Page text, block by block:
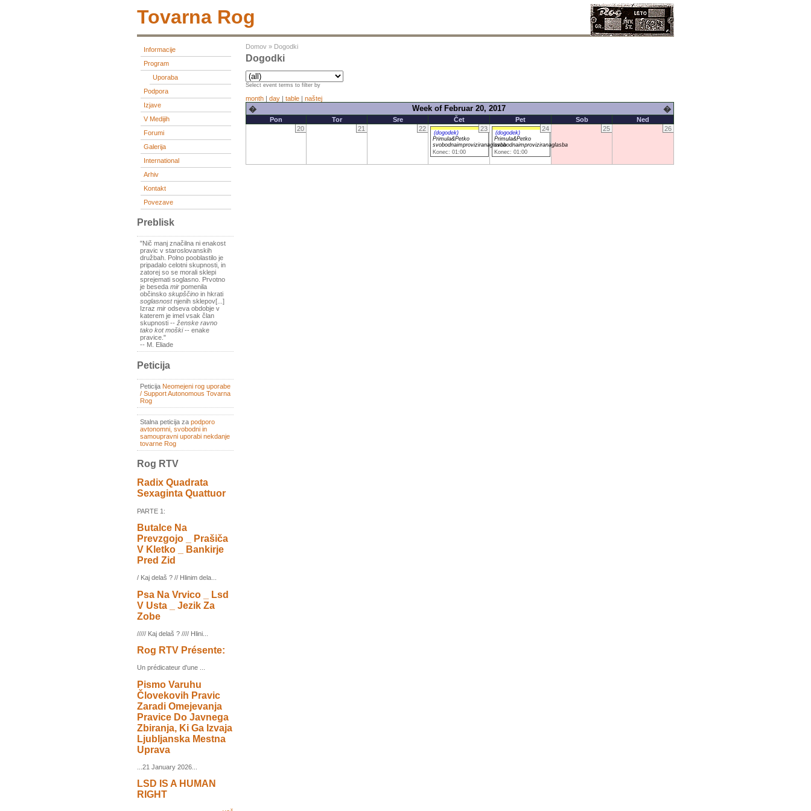
Tovarna Rog
Informacije
Program
Uporaba
Podpora
Izjave
V Medijih
Forumi
Galerija
International
Arhiv
Kontakt
Povezave
Preblisk
"Nič manj značilna ni enakost
pravic v staroslovanskih
družbah. Polno pooblastilo je
pripadalo celotni skupnosti, in
zatorej so se morali sklepi
sprejemati soglasno. Prvotno
je beseda mir pomenila
občinsko skupščino in hkrati
soglasnostnjenih sklepov[...]
Izraz mir odseva obdobje v
katerem je imel vsak član
skupnosti -- ženske ravno
tako kot moški-- enake
pravice."
-- M. Eliade
Peticija
Peticija Neomejeni rog uporabe
/ Support Autonomous Tovarna
Rog
Stalna peticija za podporo
avtonomni, svobodni in
samoupravni uporabi nekdanje
tovarne Rog
Rog RTV
Radix Quadrata
Sexaginta Quattuor
PARTE 1:
Butalce Na
Prevzgojo _ Prašiča
V Kletko _ Bankirje
Pred Zid
/ Kaj delaš ? // Hlinim dela...
Psa Na Vrvico _ Lsd
V Usta _ Jezik Za
Zobe
///// Kaj delaš ? //// Hlini...
Rog RTV Présente:
Un prédicateur d'une ...
Pismo Varuhu
Človekovih Pravic
Zaradi Omejevanja
Pravice Do Javnega
Zbiranja, Ki Ga Izvaja
Ljubljanska Mestna
Uprava
...21 January 2026...
LSD IS A HUMAN
RIGHT
Domov » Dogodki
Dogodki
Select event terms to filter by
month | day | table | naštej
� Week of Februar 20, 2017 �
Pon Tor Sre Čet Pet Sob
Ned
20
21 22 23
(dogodek)
Primula&Petko
svobodnaimproviziranaglasba
Konec: 01:00
24
(dogodek)
Primula&Petko
svobodnaimproviziranaglasba
Konec: 01:00
25 26